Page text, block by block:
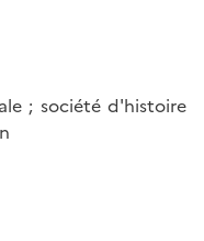
; société d'histoire